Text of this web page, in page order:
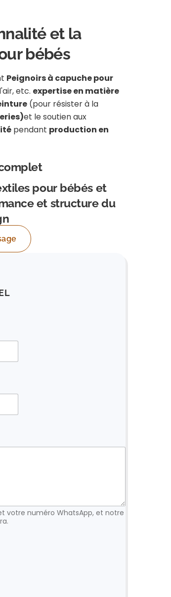
et la
bébés
Peignoirs à capuche pour
etc. expertise en matière
(pour résister à la
et le soutien aux
pendant production en
pour bébés et
et structure du
votre numéro WhatsApp, et notre